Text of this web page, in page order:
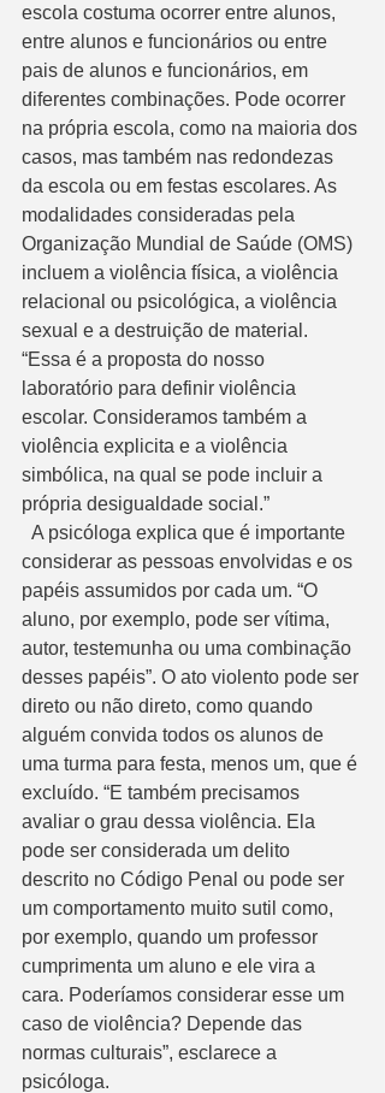
escola costuma ocorrer entre alunos,
entre alunos e funcionários ou entre
pais de alunos e funcionários, em
diferentes combinações. Pode ocorrer
na própria escola, como na maioria dos
casos, mas também nas redondezas
da escola ou em festas escolares. As
modalidades consideradas pela
Organização Mundial de Saúde (OMS)
incluem a violência física, a violência
relacional ou psicológica, a violência
sexual e a destruição de material.
“Essa é a proposta do nosso
laboratório para definir violência
escolar. Consideramos também a
violência explicita e a violência
simbólica, na qual se pode incluir a
própria desigualdade social.”
considerar as pessoas envolvidas e os
papéis assumidos por cada um. “O
aluno, por exemplo, pode ser vítima,
autor, testemunha ou uma combinação
desses papéis”. O ato violento pode ser
direto ou não direto, como quando
alguém convida todos os alunos de
uma turma para festa, menos um, que é
excluído. “E também precisamos
avaliar o grau dessa violência. Ela
pode ser considerada um delito
descrito no Código Penal ou pode ser
um comportamento muito sutil como,
por exemplo, quando um professor
cumprimenta um aluno e ele vira a
cara. Poderíamos considerar esse um
caso de violência? Depende das
normas culturais”, esclarece a
psicóloga.